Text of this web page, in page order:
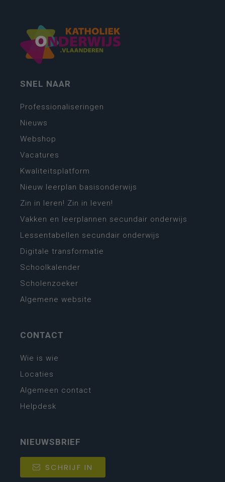
SNEL NAAR
Professionaliseringen
Nieuws
Webshop
Vacatures
Kwaliteitsplatform
Nieuw leerplan basisonderwijs
Zin in leren! Zin in leven!
Vakken en leerplannen secundair onderwijs
Lessentabellen secundair onderwijs
Digitale transformatie
Schoolkalender
Scholenzoeker
Algemene website
CONTACT
Wie is wie
Locaties
Algemeen contact
Helpdesk
NIEUWSBRIEF
SCHRIJF IN